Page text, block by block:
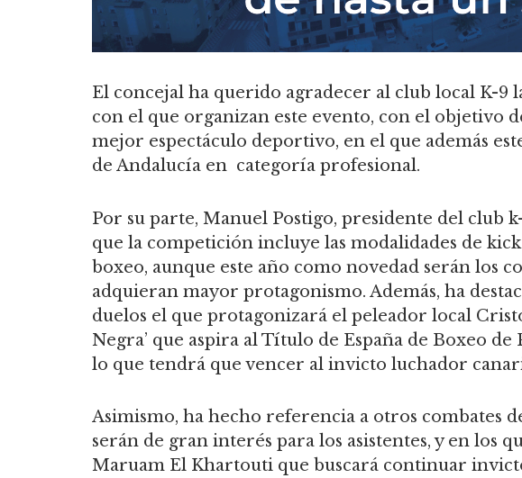
El concejal ha querido agradecer al club local K-9
con el que organizan este evento, con el objetivo
mejor espectáculo deportivo, en el que además
de Andalucía en categoría profesional.
Por su parte, Manuel Postigo, presidente del club
que la competición incluye las modalidades de
boxeo, aunque este año como novedad serán los
adquieran mayor protagonismo. Además, ha
duelos el que protagonizará el peleador local
Negra’ que aspira al Título de España de Boxeo
lo que tendrá que vencer al invicto luchador
Asimismo, ha hecho referencia a otros combates
serán de gran interés para los asistentes, y en los
Maruam El Khartouti que buscará continuar